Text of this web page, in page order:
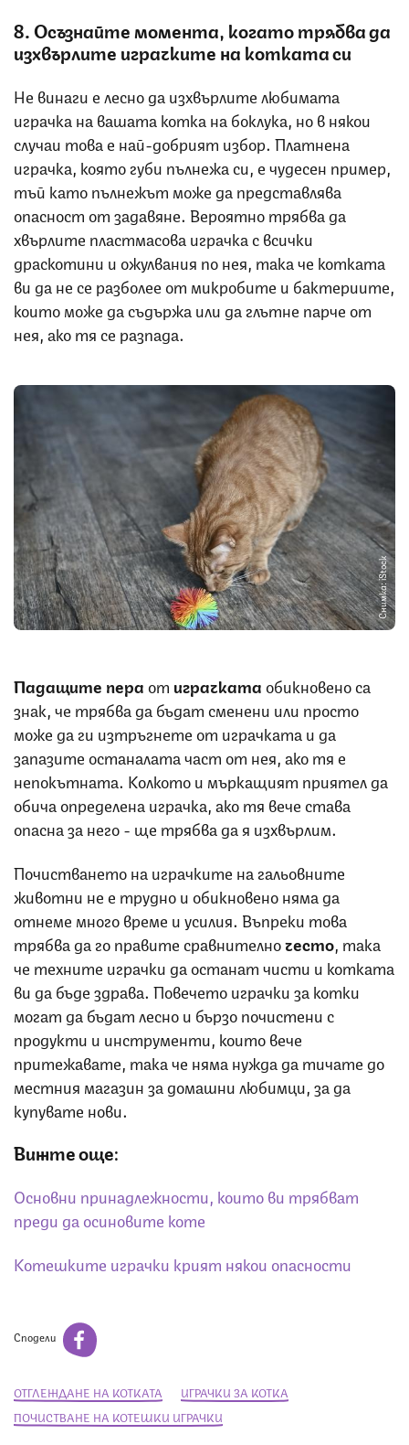
8. Осъзнайте момента, когато трябва да
изхвърлите играчките на котката си
Не винаги е лесно да изхвърлите любимата
играчка на вашата котка на боклука, но в някои
случаи това е най-добрият избор. Платнена
играчка, която губи пълнежа си, е чудесен пример,
тъй като пълнежът може да представлява
опасност от задавяне. Вероятно трябва да
хвърлите пластмасова играчка с всички
драскотини и ожулвания по нея, така че котката
ви да не се разболее от микробите и бактериите,
които може да съдържа или да глътне парче от
нея, ако тя се разпада.
Снимка: iStock
Падащите пераот играчкатаобикновено са
знак, че трябва да бъдат сменени или просто
може да ги изтръгнете от играчката и да
запазите останалата част от нея, ако тя е
непокътната. Колкото и мъркащият приятел да
обича определена играчка, ако тя вече става
опасна за него - ще трябва да я изхвърлим.
Почистването на играчките на гальовните
животни не е трудно и обикновено няма да
отнеме много време и усилия. Въпреки това
трябва да го правите сравнителночесто , така
че техните играчки да останат чисти и котката
ви да бъде здрава. Повечето играчки за котки
могат да бъдат лесно и бързо почистени с
продукти и инструменти, които вече
притежавате, така че няма нужда да тичате до
местния магазин за домашни любимци, за да
купувате нови.
Вижте още:
Основни принадлежности, които ви трябват
преди да осиновите коте
Котешките играчки крият някои опасности
Сподели
ОТГЛЕЖДАНЕ НА КОТКАТА
ИГРАЧКИ ЗА КОТКА
ПОЧИСТВАНЕ НА КОТЕШКИ ИГРАЧКИ